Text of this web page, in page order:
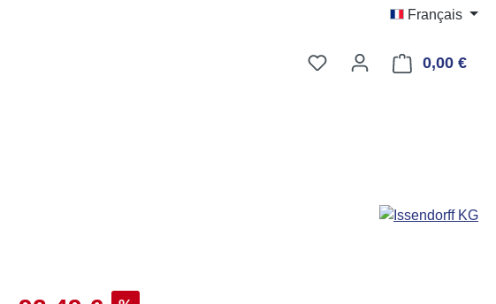
Français
Vous avez 0 articles
0,00 €Le
Prix de vente :